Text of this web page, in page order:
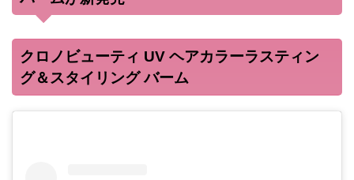
クロノビューティ UV ヘアカラーラスティン
グ＆スタイリング バーム